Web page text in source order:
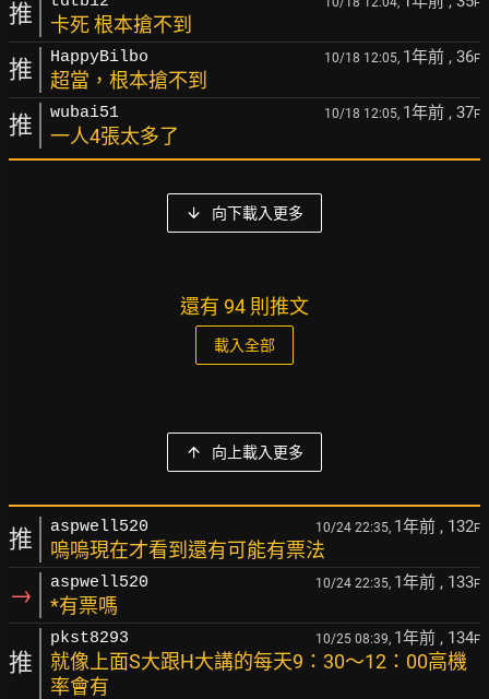
推 卡死 根本搶不到
推 HappyBilbo 10/18 12:05, 1年前 , 36F
超當，根本搶不到
推 wubai51 10/18 12:05, 1年前 , 37F
一人4張太多了
向下載入更多
還有 94 則推文
載入全部
向上載入更多
推 aspwell520 10/24 22:35, 1年前 , 132F
嗚嗚現在才看到還有可能有票法
→ aspwell520 10/24 22:35, 1年前 , 133F
*有票嗎
推
pkst8293 10/25 08:39, 1年前 , 134F
就像上面S大跟H大講的每天9：30～12：00高機
率會有